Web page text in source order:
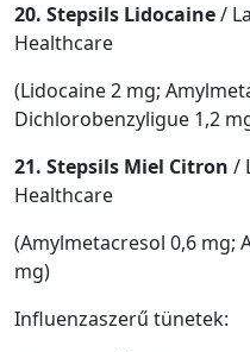
20. Stepsils Lidocaine/
Healthcare
(Lidocaine 2 mg;
Dichlorobenzyligue 1,2
21. Stepsils Miel Citron /
Healthcare
(Amylmetacresol 0,6 mg;
mg)
Influenzaszerű tünetek: